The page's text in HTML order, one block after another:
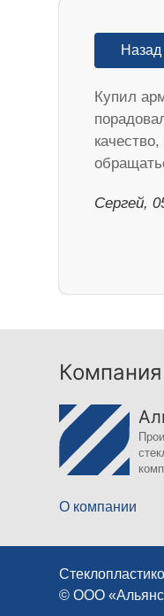
Назад
Купил
Сергей,
Компания
О компании
© ООО